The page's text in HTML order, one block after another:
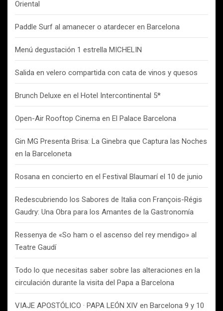
Oriental
Paddle Surf al amanecer o atardecer en Barcelona
Menú degustación 1 estrella MICHELIN
Salida en velero compartida con cata de vinos y quesos
Brunch Deluxe en el Hotel Intercontinental 5*
Open-Air Rooftop Cinema en El Palace Barcelona
Gin MG Presenta Brisa: La Ginebra que Captura las Noches
en la Barceloneta
Rosana en concierto en el Festival Blaumarí el 10 de junio
Redescubriendo los Sabores de Italia con François-Régis
Gaudry: Una Obra para los Amantes de la Gastronomía
Ressenya de «So ham o el ascenso del rey mendigo» al
Teatre Gaudí
Todo lo que necesitas saber sobre las alteraciones en la
circulación durante la visita del Papa a Barcelona
VIAJE APOSTÓLICO · PAPA LEÓN XIV en Barcelona 9 y 10